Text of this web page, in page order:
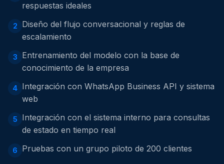
respuestas ideales
2
Diseño del flujo conversacional y reglas de
escalamiento
3
Entrenamiento del modelo con la base de
conocimiento de la empresa
4 Integración con WhatsApp Business API y sistema
web
5
Integración con el sistema interno para consultas
de estado en tiempo real
6 Pruebas con un grupo piloto de 200 clientes